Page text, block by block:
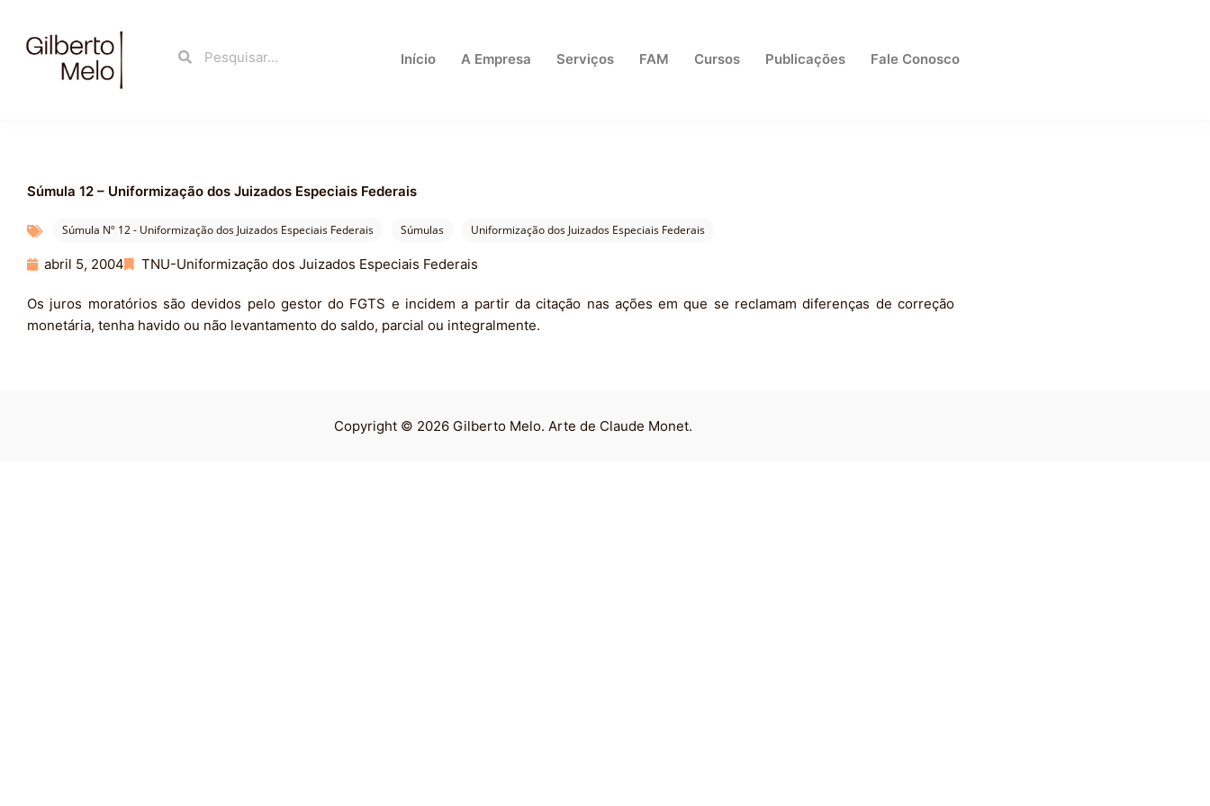
SearchSearch
Início A Empresa Serviços FAM Cursos Publicações Fale Conosco
Súmula 12 – Uniformização dos Juizados Especiais Federais
Súmula Nº 12 - Uniformização dos Juizados Especiais Federais Súmulas Uniformização dos Juizados Especiais Federais
abril 5, 2004 TNU-Uniformização dos Juizados Especiais Federais
Os juros moratórios são devidos pelo gestor do FGTS e incidem a partir da citação nas ações em que se reclamam diferenças de correção
monetária, tenha havido ou não levantamento do saldo, parcial ou integralmente.
Copyright © 2026 Gilberto Melo. Arte de Claude Monet.